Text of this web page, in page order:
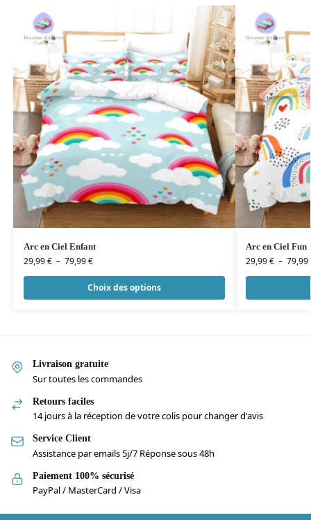
Arc en Ciel Enfant
29,99€ – 79,99€
Choix des options
Arc en Ciel Fun
29,99€ – 79,99
Livraison gratuite
Sur toutes les commandes
Retours faciles
14 jours à la réception de votre colis pour changer d'avis
Service Client
Assistance par emails 5j/7 Réponse sous 48h
Paiement 100% sécurisé
PayPal / MasterCard / Visa